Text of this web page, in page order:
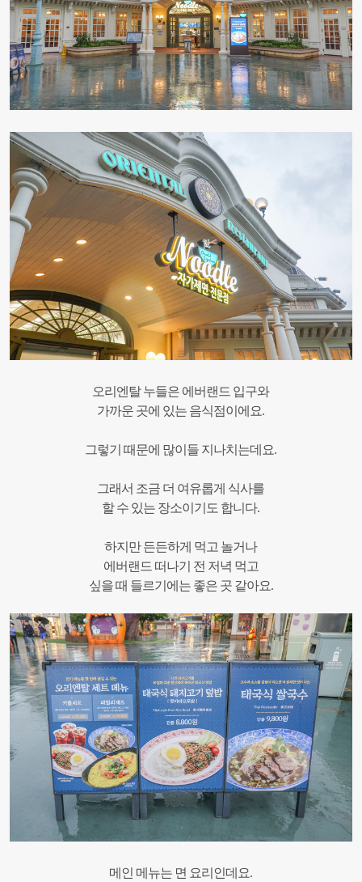
오리엔탈 누들은 에버랜드 입구와
가까운 곳에 있는 음식점이에요.
그렇기 때문에 많이들 지나치는데요.
그래서 조금 더 여유롭게 식사를
할 수 있는 장소이기도 합니다.
하지만 든든하게 먹고 놀거나
에버랜드 떠나기 전 저녁 먹고
싶을 때 들르기에는 좋은 곳 같아요.
메인 메뉴는 면 요리인데요.